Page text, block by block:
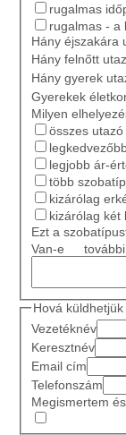
rugalmas
rugalmas - a
Hány éjszakára
Hány felnőtt
Hány gyerek
Gyerekek
Milyen
összes
legjobb ár-
több
kizárólag
kizárólag két
Ezt a
Van-e
Hová
Vezetéknév
Keresztnév
Email cím
Telefonszám
Megismertem